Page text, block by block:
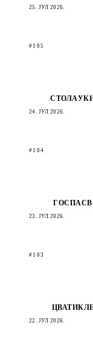
25. ЈУЛ 2026.
#105
СТОЛА
24. ЈУЛ 2026.
#104
ГОСПА
23. ЈУЛ 2026.
#103
ЦВАТИ
22. ЈУЛ 2026.